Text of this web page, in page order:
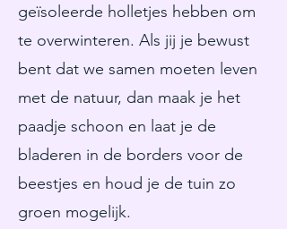
geïsoleerde holletjes hebben om
te overwinteren. Als jij je bewust
bent dat we samen moeten leven
met de natuur, dan maak je het
paadje schoon en laat je de
bladeren in de borders voor de
beestjes en houd je de tuin zo
groen mogelijk.